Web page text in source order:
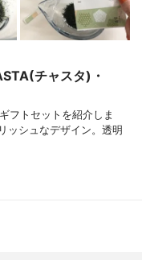
チャスタ)・
フトセットを紹介しま
ッシュなデザイン。透明